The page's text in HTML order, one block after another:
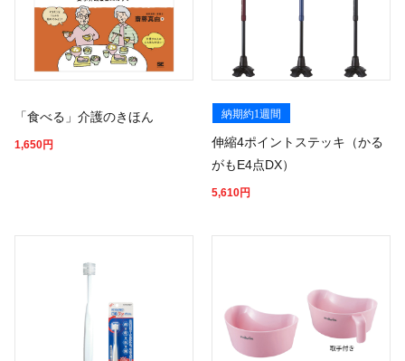
「食べる」介護のきほん
1,650円
納期約1週間
伸縮4ポイントステッキ（かる
がもE4点DX）
5,610円